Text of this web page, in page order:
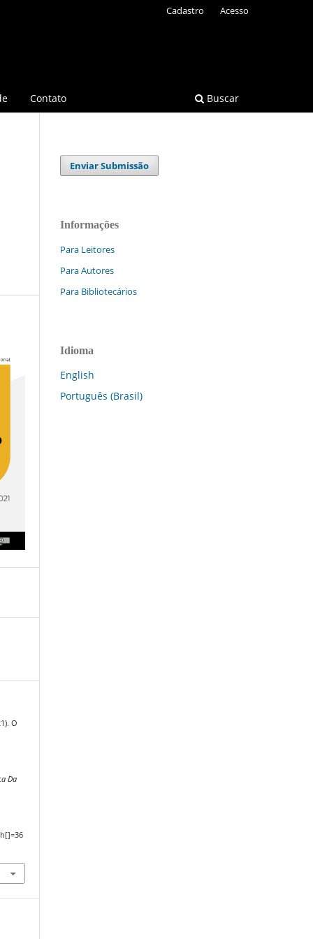
Contato Buscar
Cadastro Acesso
O
Da
Enviar Submissão
Informações
Para Leitores
Para Autores
Para Bibliotecários
Idioma
English
Português (Brasil)